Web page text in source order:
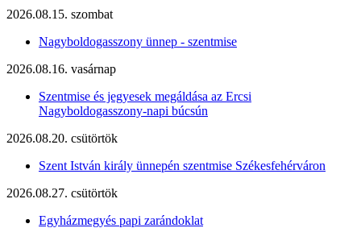
2026.08.15. szombat
Nagyboldogasszony ünnep - szentmise
2026.08.16. vasárnap
Szentmise és jegyesek megáldása az Ercsi
Nagyboldogasszony-napi búcsún
2026.08.20. csütörtök
Szent István király ünnepén szentmise Székesfehérváron
2026.08.27. csütörtök
Egyházmegyés papi zarándoklat